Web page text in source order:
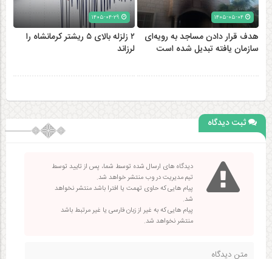
۱۴۰۵-۰۵-۰۴
هدف قرار دادن مساجد به رویه‌ای
سازمان‌ یافته تبدیل شده است
۲ زلزله‌ بالای ۵ ریشتر کرمانشاه را
لرزاند
ثبت دیدگاه
دیدگاه های ارسال شده توسط شما، پس از تایید توسط
تیم مدیریت در وب منتشر خواهد شد.
پیام هایی که حاوی تهمت یا افترا باشد منتشر نخواهد
شد.
پیام هایی که به غیر از زبان فارسی یا غیر مرتبط باشد
منتشر نخواهد شد.